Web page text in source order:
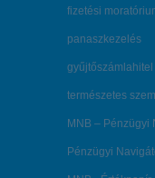
fizetési
panaszkezelés
természetes
MNB – Pénzügyi
Pénzügyi